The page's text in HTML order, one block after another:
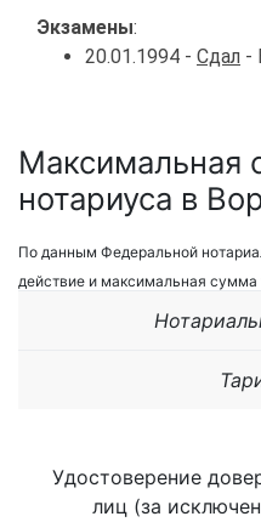
Экзамены:
20.01.1994 - Сдал -
Максимальная
нотариуса в
По данным Федеральной
действие и максимальная сумма
Удостоверение
лиц (за